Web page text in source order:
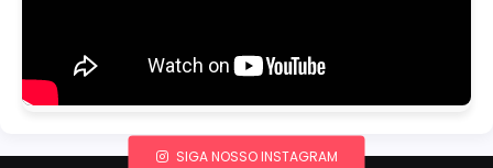
SIGA NOSSO INSTAGRAM